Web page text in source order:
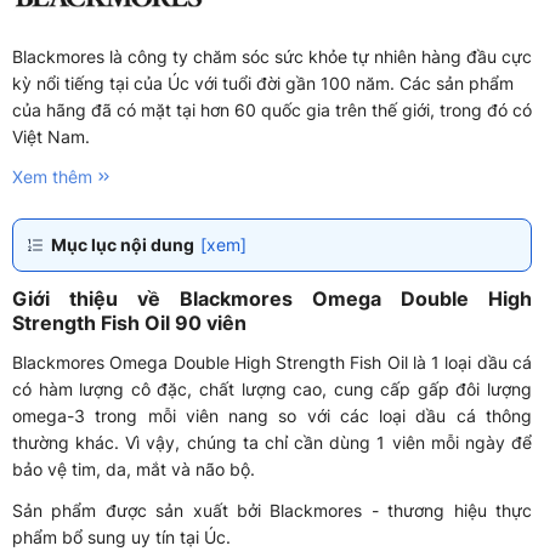
Blackmores là công ty chăm sóc sức khỏe tự nhiên hàng đầu cực
kỳ nổi tiếng tại của Úc với tuổi đời gần 100 năm. Các sản phẩm
của hãng đã có mặt tại hơn 60 quốc gia trên thế giới, trong đó có
Việt Nam.
Xem thêm
Mục lục nội dung [xem]
Giới thiệu về Blackmores Omega Double High
Strength Fish Oil 90 viên
Blackmores Omega Double High Strength Fish Oil là 1 loại dầu cá
có hàm lượng cô đặc, chất lượng cao, cung cấp gấp đôi lượng
omega-3 trong mỗi viên nang so với các loại dầu cá thông
thường khác. Vì vậy, chúng ta chỉ cần dùng 1 viên mỗi ngày để
bảo vệ tim, da, mắt và não bộ.
Sản phẩm được sản xuất bởi Blackmores - thương hiệu thực
phẩm bổ sung uy tín tại Úc.